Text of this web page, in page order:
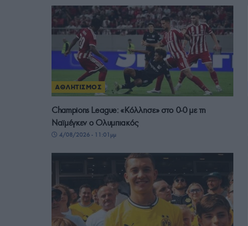
ΑΘΛΗΤΙΣΜΟΣ
Champions League: «Κόλλησε» στο 0-0 με τη
Ναϊμέγκεν ο Ολυμπιακός
4/08/2026 - 11:01μμ